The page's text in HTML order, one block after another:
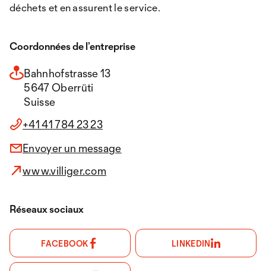
déchets et en assurent le service.
Coordonnées de l’entreprise
Bahnhofstrasse 13
5647 Oberrüti
Suisse
+41 41 784 23 23
Envoyer un message
www.villiger.com
Réseaux sociaux
FACEBOOK LINKEDIN